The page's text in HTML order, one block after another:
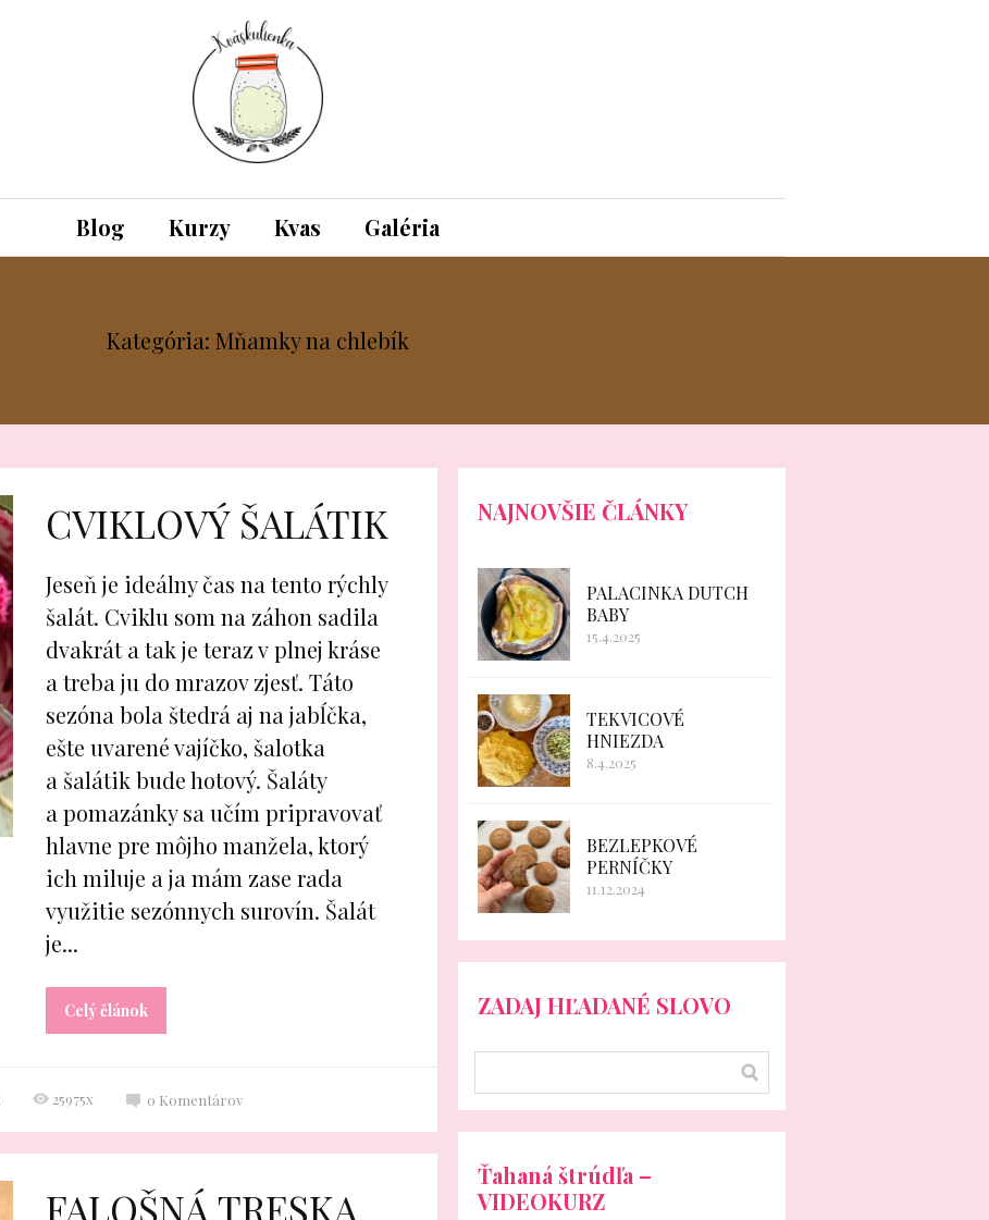
Blog Kurzy Kvas Galéria
Kategória: Mňamky na chlebík
CVIKLOVÝ ŠALÁTIK
Jeseň je ideálny čas na tento rýchly
šalát. Cviklu som na záhon sadila
dvakrát a tak je teraz v plnej kráse
a treba ju do mrazov zjesť. Táto
sezóna bola štedrá aj na jabĺčka,
ešte uvarené vajíčko, šalotka
a šalátik bude hotový. Šaláty
a pomazánky sa učím pripravovať
hlavne pre môjho manžela, ktorý
ich miluje a ja mám zase rada
využitie sezónnych surovín. Šalát
je...
Celý článok
25975x 0 Komentárov
FALOŠNÁ TRESKA
NAJNOVŠIE ČLÁNKY
PALACINKA DUTCH
BABY
15.4.2025
TEKVICOVÉ
HNIEZDA
8.4.2025
BEZLEPKOVÉ
PERNÍČKY
11.12.2024
ZADAJ HĽADANÉ SLOVO
Ťahaná štrúdľa –
VIDEOKURZ